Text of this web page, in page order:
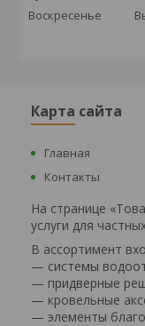
Воскресенье
Карта сайта
Главная
Контакты
На странице
услуги для
В ассортимент
— системы
— придверные
— кровельные
— элементы